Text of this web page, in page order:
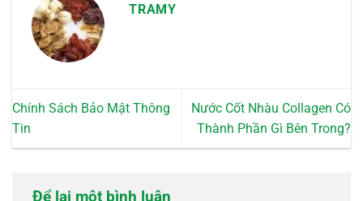
TRAMY
Chính Sách Bảo Mật Thông
Tin
Nước Cốt Nhàu Collagen Có
Thành Phần Gì Bên Trong?
Để lại một bình luận